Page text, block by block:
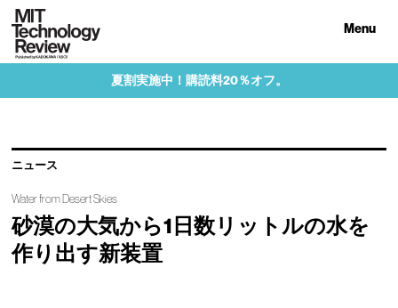
Menu
夏割実施中！購読料20％オフ。
ニュース
Water from Desert Skies
砂漠の大気から1日数リットルの水を
作り出す新装置